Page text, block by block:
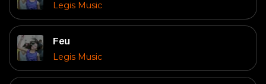
Legis Music
Feu
Legis Music